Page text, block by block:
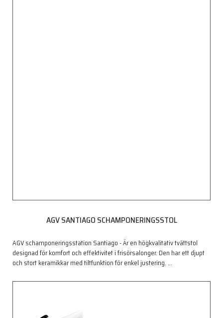
AGV SANTIAGO SCHAMPONERINGSSTOL
AGV schamponeringsstation Santiago - Är en högkvalitativ tvättstol
designad för komfort och effektivitet i frisörsalonger. Den har ett djupt
och stort keramikkar med tiltfunktion för enkel justering. …